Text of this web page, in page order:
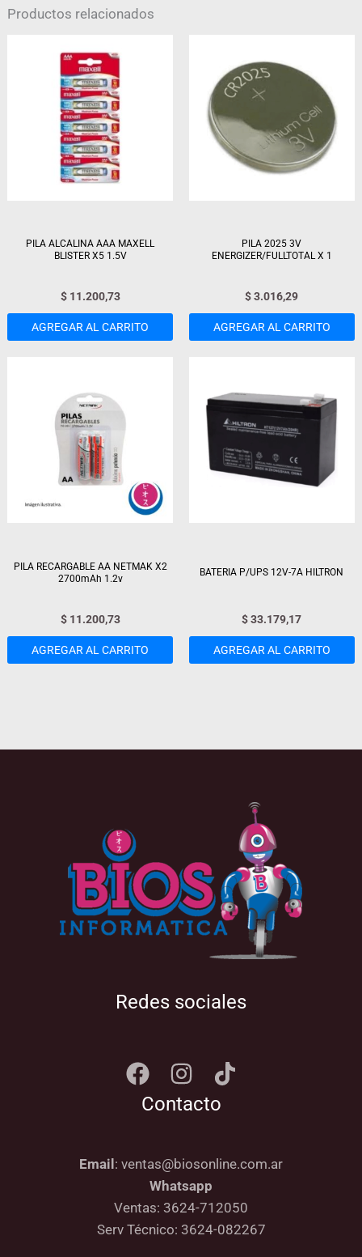
Productos relacionados
PILA ALCALINA AAA MAXELL
BLISTER X5 1.5V
$11.200,73
AGREGAR AL CARRITO
PILA 2025 3V
ENERGIZER/FULLTOTAL X 1
$3.016,29
AGREGAR AL CARRITO
PILA RECARGABLE AA NETMAK X2
2700mAh 1.2v
$11.200,73
AGREGAR AL CARRITO
BATERIA P/UPS 12V-7A HILTRON
$33.179,17
AGREGAR AL CARRITO
Redes sociales
Contacto
Email : ventas@biosonline.com.ar
Whatsapp
Ventas: 3624-712050
Serv Técnico: 3624-082267